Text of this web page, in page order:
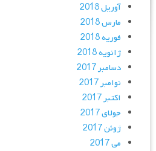
آوریل 2018
مارس 2018
فوریه 2018
ژانویه 2018
دسامبر 2017
نوامبر 2017
اکتبر 2017
جولای 2017
ژوئن 2017
می 2017